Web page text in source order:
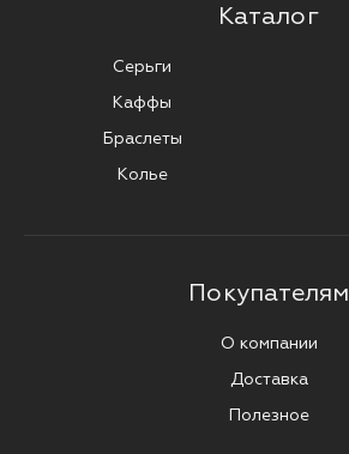
Каталог
Серьги
Каффы
Браслеты
Колье
Покупателям
О компании
Доставка
Полезное